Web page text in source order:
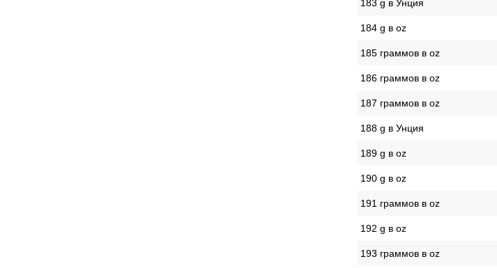
183 g в Унция
184 g в oz
185 граммов в oz
186 граммов в oz
187 граммов в oz
188 g в Унция
189 g в oz
190 g в oz
191 граммов в oz
192 g в oz
193 граммов в oz